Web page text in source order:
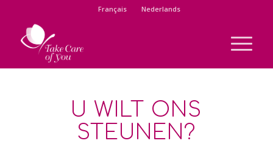
Français Nederlands
U WILT ONS
STEUNEN?